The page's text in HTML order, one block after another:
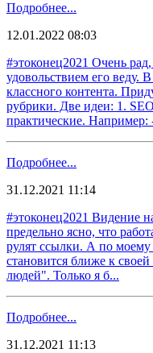
Подробнее...
12.01.2022 08:03
#этоконец2021 Очень
удовольствием его веду.
классного контента.
рубрики. Две идеи: 1.
практические.
Подробнее...
31.12.2021 11:14
#этоконец2021 Видение
предельно ясно, что
рулят ссылки. А по
становится ближе к
людей". Только я б...
Подробнее...
31.12.2021 11:13